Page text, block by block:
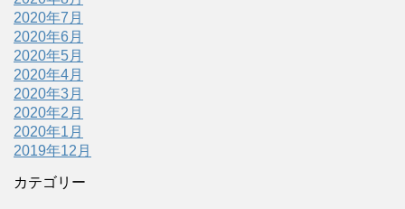
2020年7月
2020年6月
2020年5月
2020年4月
2020年3月
2020年2月
2020年1月
2019年12月
カテゴリー